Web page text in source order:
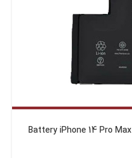
باتری آیفون 14 پرو مکس تقویت – Battery iPhone 14 Pro Max